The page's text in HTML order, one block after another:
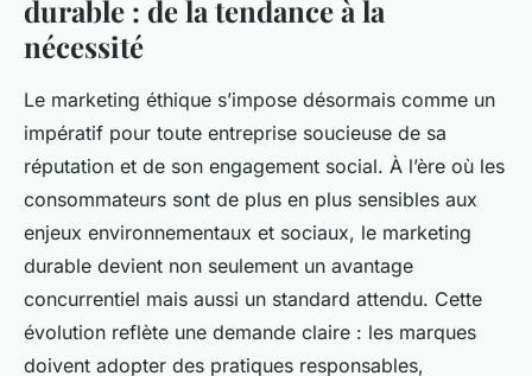
durable : de la tendance à la
nécessité
Le marketing éthique s’impose désormais comme un
impératif pour toute entreprise soucieuse de sa
réputation et de son engagement social. À l’ère où les
consommateurs sont de plus en plus sensibles aux
enjeux environnementaux et sociaux, le marketing
durable devient non seulement un avantage
concurrentiel mais aussi un standard attendu. Cette
évolution reflète une demande claire : les marques
doivent adopter des pratiques responsables,